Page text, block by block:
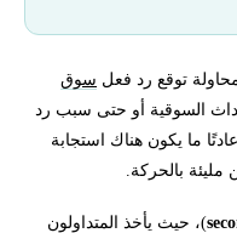
توقع رد فعل سوق
السوقية أو حتى سبب رد
ما يكون هناك استجابة
بالحركة.
)، حيث يأخذ المتداولون